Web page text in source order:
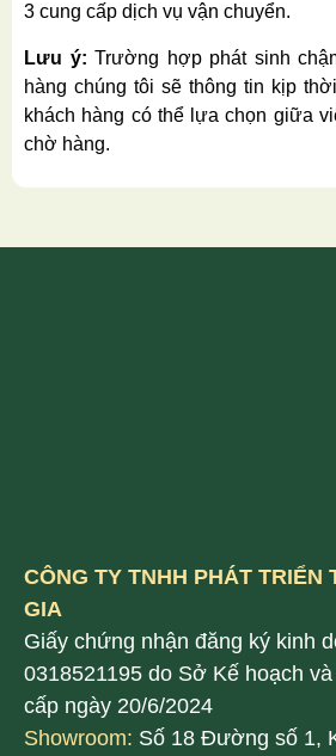
3 cung cấp dịch vụ vận chuyển.
Lưu ý: Trường hợp phát sinh
hàng chúng tôi sẽ thông tin kịp
khách hàng có thể lựa chọn giữa
chờ hàng.
CÔNG TY TNHH PHÁT TRIỂN
GIA
Giấy chứng nhận đăng ký kinh
0318521195 do Sở Kế hoạch
cấp ngày 20/6/2024
Showroom: Số 18 Đường số 1,